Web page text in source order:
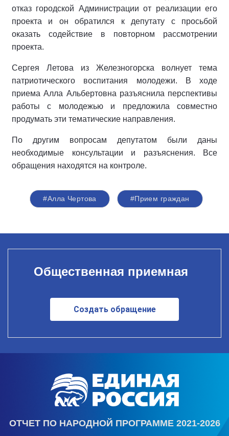
отказ городской Администрации от реализации его
проекта и он обратился к депутату с просьбой
оказать содействие в повторном рассмотрении
проекта.
Сергея Летова из Железногорска волнует тема
патриотического воспитания молодежи. В ходе
приема Алла Альбертовна разъяснила перспективы
работы с молодежью и предложила совместно
продумать эти тематические направления.
По другим вопросам депутатом были даны
необходимые консультации и разъяснения. Все
обращения находятся на контроле.
#Алла Чертова #Прием граждан
Общественная приемная
Создать обращение
ОТЧЕТ ПО НАРОДНОЙ ПРОГРАММЕ 2021-2026